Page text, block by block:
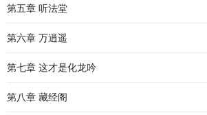
第五章 听法堂
第六章 万逍遥
第七章 这才是化龙吟
第八章 藏经阁